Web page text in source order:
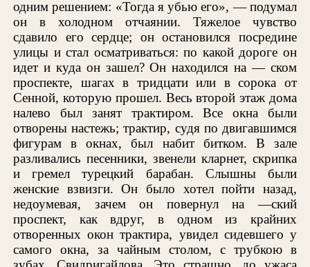
одним решением: «Тогда я убью его», — подумал
он в холодном отчаянии. Тяжелое чувство
сдавило его сердце; он остановился посредине
улицы и стал осматриваться: по какой дороге он
идет и куда он зашел? Он находился на — ском
проспекте, шагах в тридцати или в сорока от
Сенной, которую прошел. Весь второй этаж дома
налево был занят трактиром. Все окна были
отворены настежь; трактир, судя по двигавшимся
фигурам в окнах, был набит битком. В зале
разливались песенники, звенели кларнет, скрипка
и гремел турецкий барабан. Слышны были
женские взвизги. Он было хотел пойти назад,
недоумевая, зачем он повернул на —ский
проспект, как вдруг, в одном из крайних
отворенных окон трактира, увидел сидевшего у
самого окна, за чайным столом, с трубкою в